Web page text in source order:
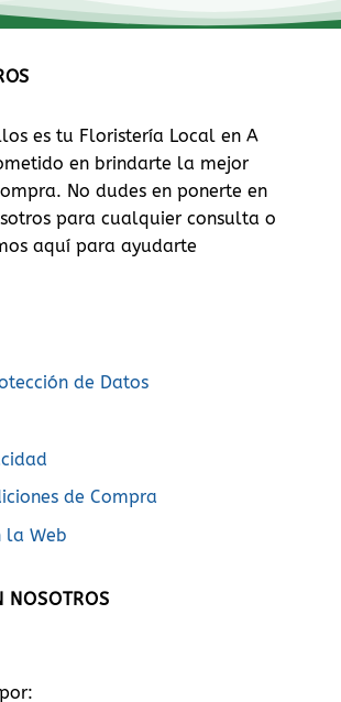
es tu Floristería Local en A
en brindarte la mejor
No dudes en ponerte en
para cualquier consulta o
aquí para ayudarte
de Datos
de Compra
la Web
NOSOTROS